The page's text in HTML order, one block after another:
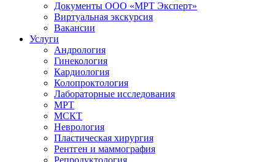
Документы ООО «МРТ Эксперт»
Виртуальная экскурсия
Вакансии
Услуги
Андрология
Гинекология
Кардиология
Колопроктология
Лабораторные исследования
МРТ
МСКТ
Неврология
Пластическая хирургия
Рентген и маммография
Репродуктология